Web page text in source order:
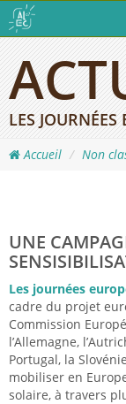
LES
Accueil Non
UNE
Les journées
cadre du projet
Commission
l’Allemagne,
Portugal, la
mobiliser en
solaire, à travers